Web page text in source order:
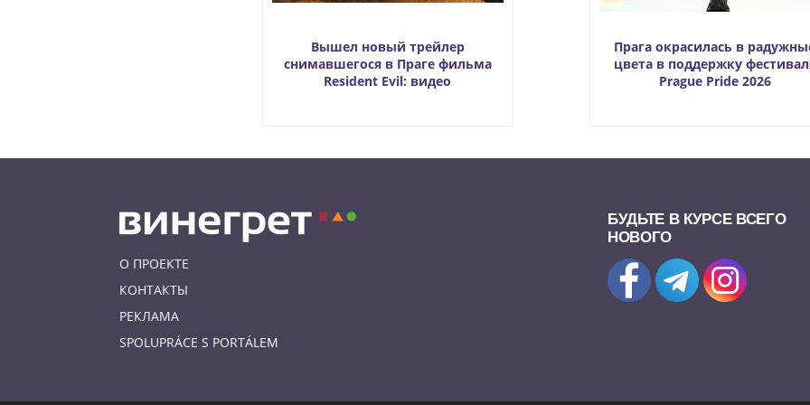
Вышел новый трейлер
снимавшегося в Праге фильма
Resident Evil: видео
Прага окрасилась в
цвета в поддержку
Prague Pride 2026
О ПРОЕКТЕ
КОНТАКТЫ
РЕКЛАМА
SPOLUPRÁCE S PORTÁLEM
БУДЬТЕ В КУРСЕ ВСЕГО
НОВОГО